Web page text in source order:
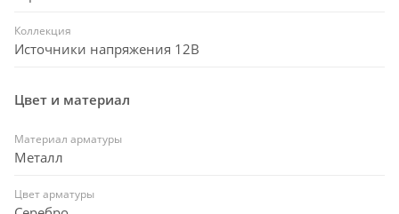
Коллекция
Источники напряжения 12В
Цвет и материал
Материал арматуры
Металл
Цвет арматуры